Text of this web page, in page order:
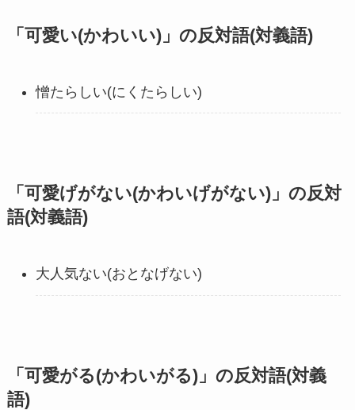
「可愛い(かわいい)」の反対語(対義語)
憎たらしい(にくたらしい)
「可愛げがない(かわいげがない)」の反対
語(対義語)
大人気ない(おとなげない)
「可愛がる(かわいがる)」の反対語(対義
語)